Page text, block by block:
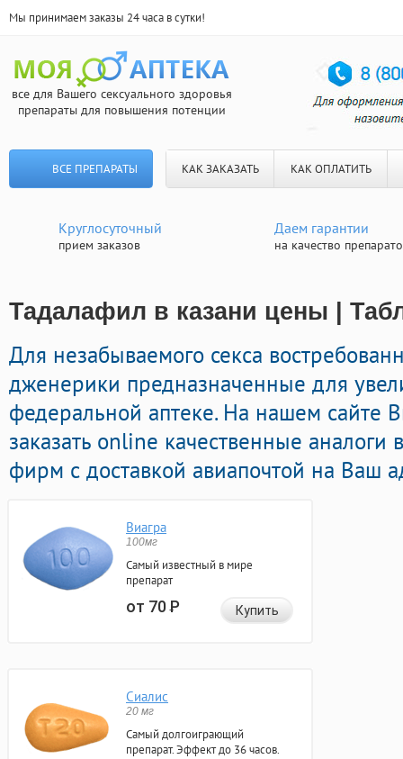
Мы принимаем заказы 24 часа в сутки!
все для Вашего сексуального здоровья
препараты для повышения потенции
ВСЕ ПРЕПАРАТЫ КАК ЗАКАЗАТЬ КАК ОПЛАТИТЬ
Круглосуточный
прием заказов
Даем гарантии
на качество
Тадалафил в казани цены |
Для незабываемого секса
дженерики предназначенные для
федеральной аптеке. На нашем сайте
заказать online качественные аналоги
фирм с доставкой авиапочтой на Ваш
Виагра
100мг
Самый известный в мире
препарат
от 70Р Купить
Сиалис
20 мг
Самый долгоиграющий
препарат. Эффект до 36 часов.